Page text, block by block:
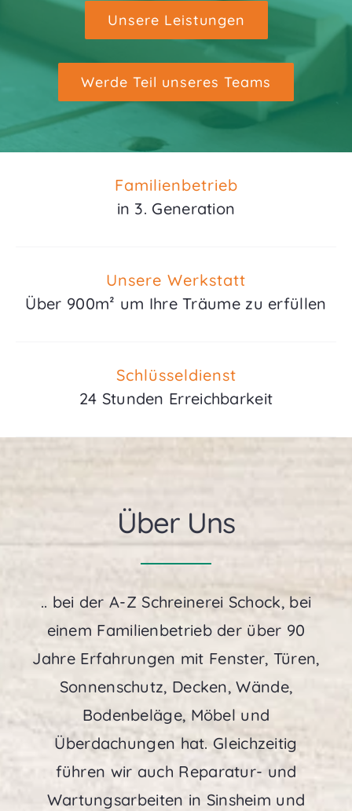
Unsere Leistungen
Werde Teil unseres Teams
Familienbetrieb
in 3. Generation
Unsere Werkstatt
Über 900m² um Ihre Träume zu erfüllen
Schlüsseldienst
24 Stunden Erreichbarkeit
Über Uns
.. bei der A-Z Schreinerei Schock, bei
einem Familienbetrieb der über 90
Jahre Erfahrungen mit Fenster, Türen,
Sonnenschutz, Decken, Wände,
Bodenbeläge, Möbel und
Überdachungen hat. Gleichzeitig
führen wir auch Reparatur- und
Wartungsarbeiten in Sinsheim und